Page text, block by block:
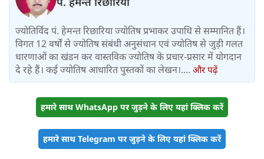
ज्योतिर्विद पं. हेमन्त रिछारिया ज्योतिष प्रभाकर उपाधि से सम्मानित हैं।
विगत 12 वर्षों से ज्योतिष संबंधी अनुसंधान एवं ज्योतिष से जुड़ी गलत
धारणाओं का खंडन कर वास्तविक ज्योतिष के प्रचार-प्रसार में योगदान
दे रहे हैं। कई ज्योतिष आधारित पुस्तकों का लेखन।.... और पढ़ें
हमारे साथ WhatsApp पर जुड़ने के लिए यहां क्लिक करें
हमारे साथ Telegram पर जुड़ने के लिए यहां क्लिक करें